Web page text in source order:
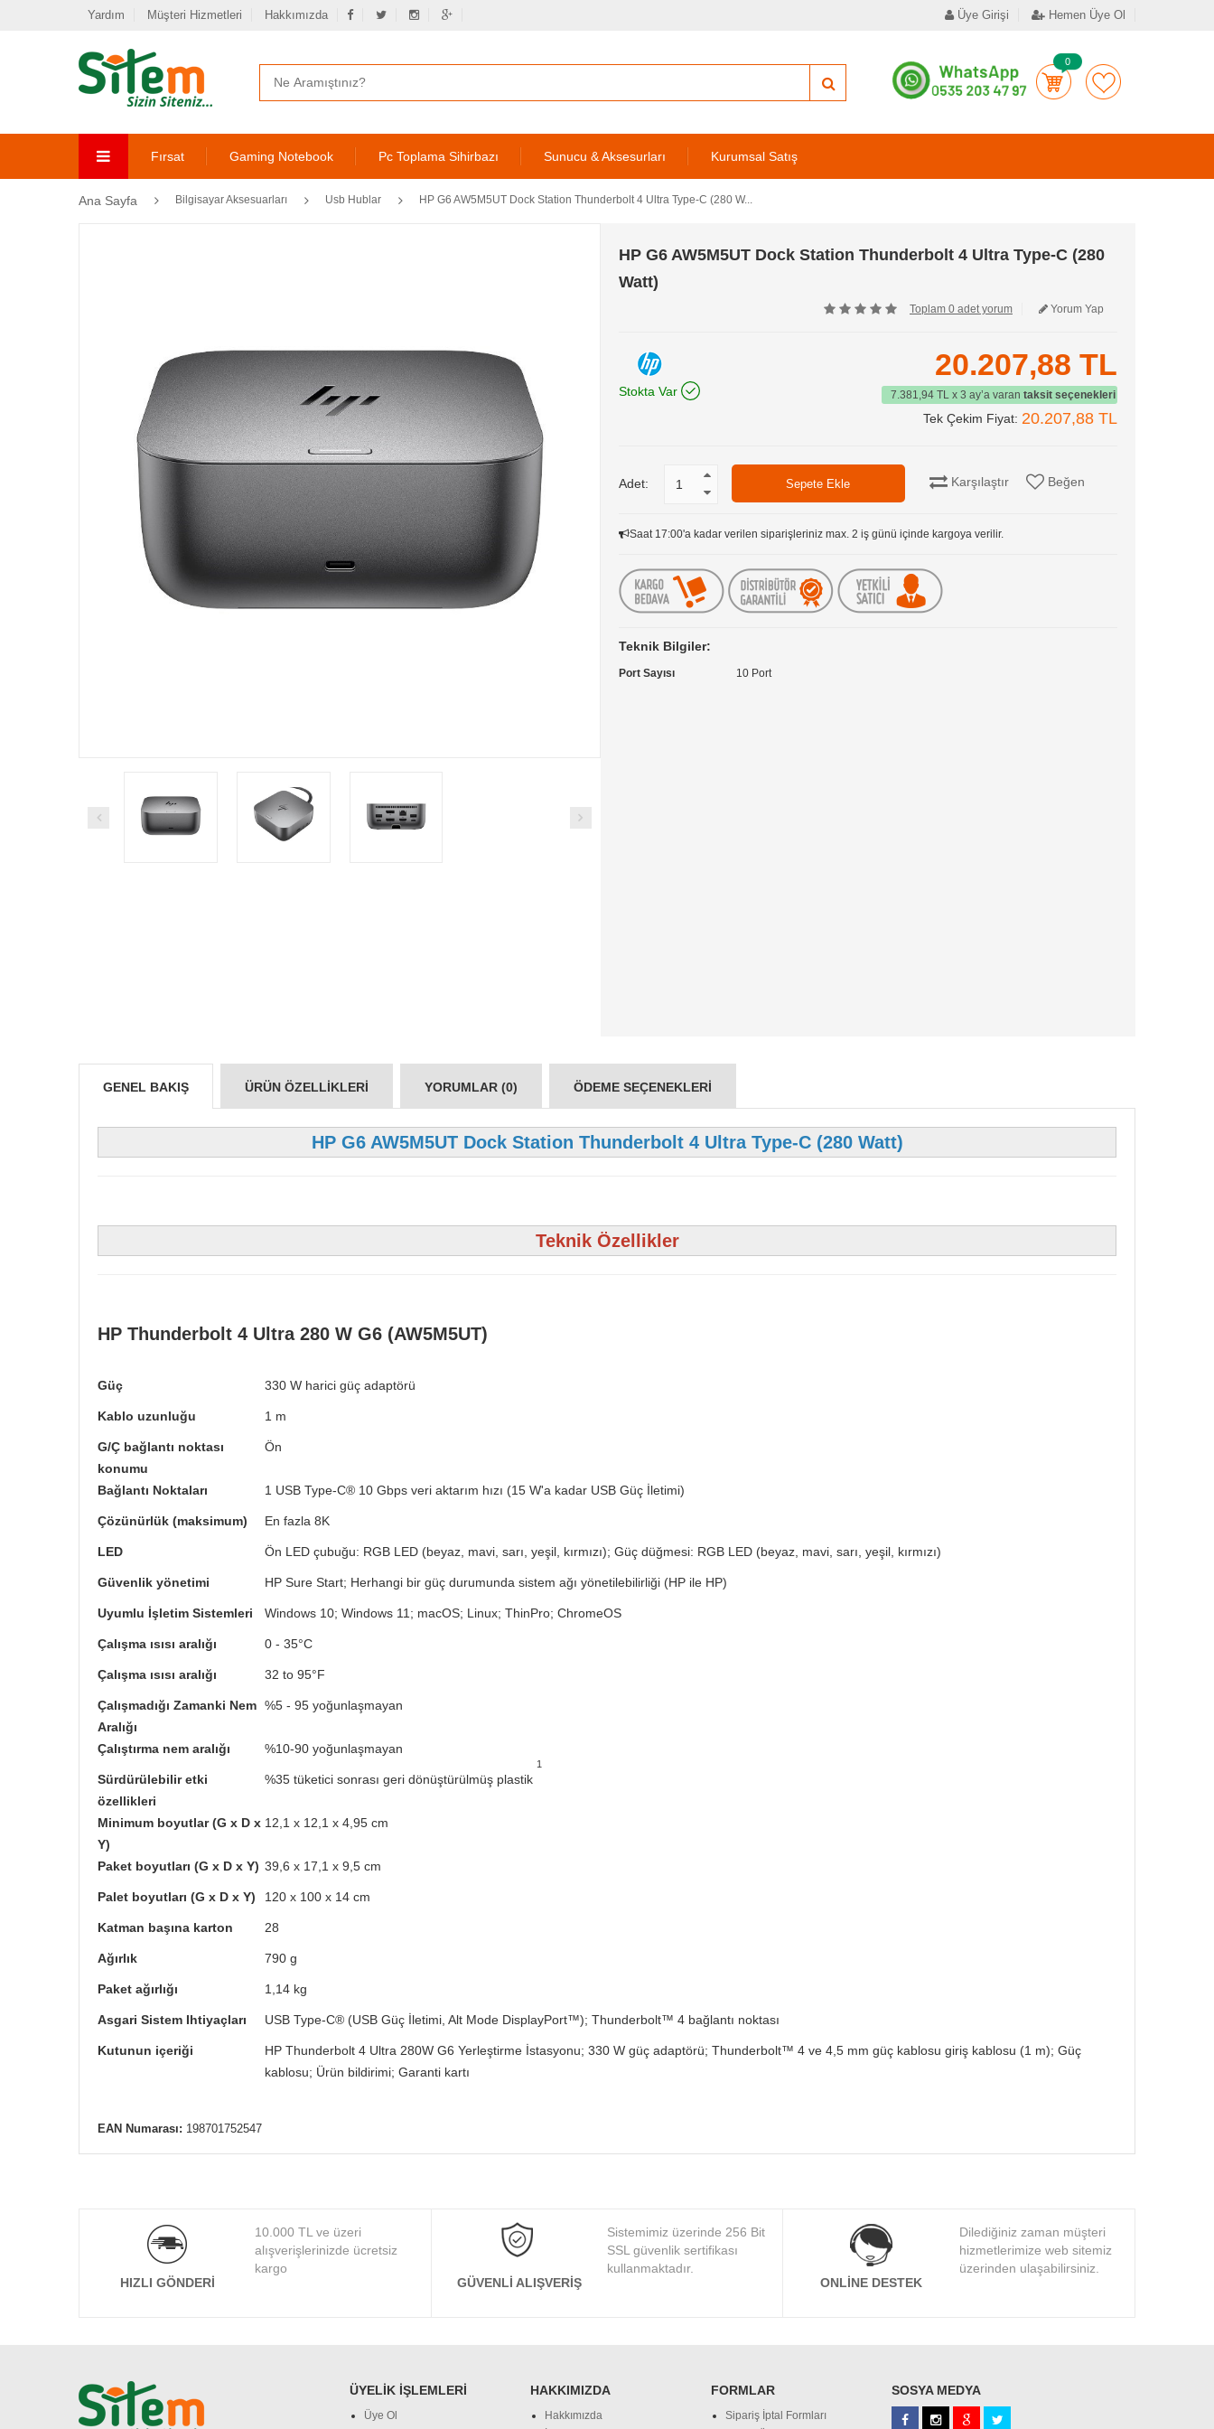
Yardım Müşteri Hizmetleri Hakkımızda Üye Girişi Hemen Üye Ol
0
Fırsat Gaming Notebook Pc Toplama Sihirbazı Sunucu & Aksesurları Kurumsal Satış
Ana Sayfa Bilgisayar Aksesuarları Usb Hublar HP G6 AW5M5UT Dock Station Thunderbolt 4 Ultra Type-C (280 W...
HP G6 AW5M5UT Dock Station Thunderbolt 4 Ultra Type-C (280
Watt)
Toplam 0 adet yorum Yorum Yap
Stokta Var
20.207,88 TL
7.381,94 TL x 3 ay’a varan taksit seçenekleri
Tek Çekim Fiyat: 20.207,88 TL
Adet: Karşılaştır Beğen
Saat 17:00'a kadar verilen siparişleriniz max. 2 iş günü içinde kargoya verilir.
Teknik Bilgiler:
Port Sayısı 10 Port
GENEL BAKIŞ ÜRÜN ÖZELLIKLERI YORUMLAR (0) ÖDEME SEÇENEKLERI
HP G6 AW5M5UT Dock Station Thunderbolt 4 Ultra Type-C (280 Watt)
Teknik Özellikler
HP Thunderbolt 4 Ultra 280 W G6 (AW5M5UT)
Güç 330 W harici güç adaptörü
Kablo uzunluğu 1 m
G/Ç bağlantı noktası
konumu
Ön
Bağlantı Noktaları 1 USB Type-C® 10 Gbps veri aktarım hızı (15 W'a kadar USB Güç İletimi)
Çözünürlük (maksimum) En fazla 8K
LED Ön LED çubuğu: RGB LED (beyaz, mavi, sarı, yeşil, kırmızı); Güç düğmesi: RGB LED (beyaz, mavi, sarı, yeşil, kırmızı)
Güvenlik yönetimi HP Sure Start; Herhangi bir güç durumunda sistem ağı yönetilebilirliği (HP ile HP)
Uyumlu İşletim Sistemleri Windows 10; Windows 11; macOS; Linux; ThinPro; ChromeOS
Çalışma ısısı aralığı 0 - 35°C
Çalışma ısısı aralığı 32 to 95°F
Çalışmadığı Zamanki Nem
Aralığı
%5 - 95 yoğunlaşmayan
Çalıştırma nem aralığı %10-90 yoğunlaşmayan
Sürdürülebilir etki
özellikleri
%35 tüketici sonrası geri dönüştürülmüş plastik
1
Minimum boyutlar (G x D x
Y)
12,1 x 12,1 x 4,95 cm
Paket boyutları (G x D x Y) 39,6 x 17,1 x 9,5 cm
Palet boyutları (G x D x Y) 120 x 100 x 14 cm
Katman başına karton 28
Ağırlık 790 g
Paket ağırlığı 1,14 kg
Asgari Sistem Ihtiyaçları USB Type-C® (USB Güç İletimi, Alt Mode DisplayPort™); Thunderbolt™ 4 bağlantı noktası
Kutunun içeriği
HP Thunderbolt 4 Ultra 280W G6 Yerleştirme İstasyonu; 330 W güç adaptörü; Thunderbolt™ 4 ve 4,5 mm güç kablosu giriş kablosu (1 m); Güç
kablosu; Ürün bildirimi; Garanti kartı
EAN Numarası: 198701752547
HIZLI GÖNDERI
10.000 TL ve üzeri
alışverişlerinizde ücretsiz
kargo
GÜVENLI ALIŞVERIŞ
Sistemimiz üzerinde 256 Bit
SSL güvenlik sertifikası
kullanmaktadır.
ONLINE DESTEK
Dilediğiniz zaman müşteri
hizmetlerimize web sitemiz
üzerinden ulaşabilirsiniz.
ÜYELIK İŞLEMLERI
Üye Ol
HAKKIMIZDA
Hakkımızda
FORMLAR
Sipariş İptal Formları
SOSYA MEDYA